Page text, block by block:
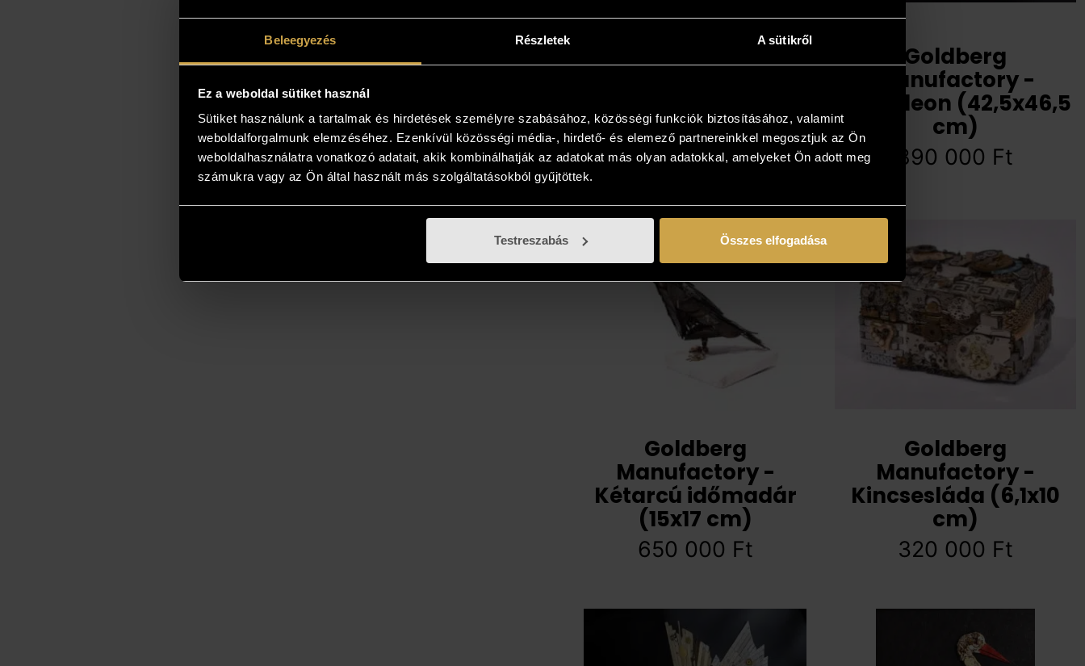
Beleegyezés Részletek A sütikről
Ez a weboldal sütiket használ
Sütiket használunk a tartalmak és hirdetések személyre szabásához, közösségi funkciók biztosításához, valamint
weboldalforgalmunk elemzéséhez. Ezenkívül közösségi média-, hirdető- és elemező partnereinkkel megosztjuk az Ön
weboldalhasználatra vonatkozó adatait, akik kombinálhatják az adatokat más olyan adatokkal, amelyeket Ön adott meg
számukra vagy az Ön által használt más szolgáltatásokból gyűjtöttek.
Testreszabás Összes elfogadása
(77x57,5 cm)
1 900 000Ft
Goldberg
Manufactory -
Kaméleon (42,5x46,5
cm)
890 000 Ft
Goldberg
Manufactory -
Kétarcú időmadár
(15x17 cm)
650 000 Ft
Goldberg
Manufactory -
Kincsesláda (6,1x10
cm)
320 000 Ft